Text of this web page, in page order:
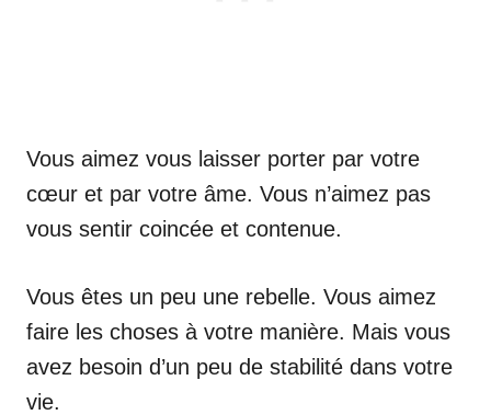
Vous aimez vous laisser porter par votre
cœur et par votre âme. Vous n’aimez pas
vous sentir coincée et contenue.
Vous êtes un peu une rebelle. Vous aimez
faire les choses à votre manière. Mais vous
avez besoin d’un peu de stabilité dans votre
vie.